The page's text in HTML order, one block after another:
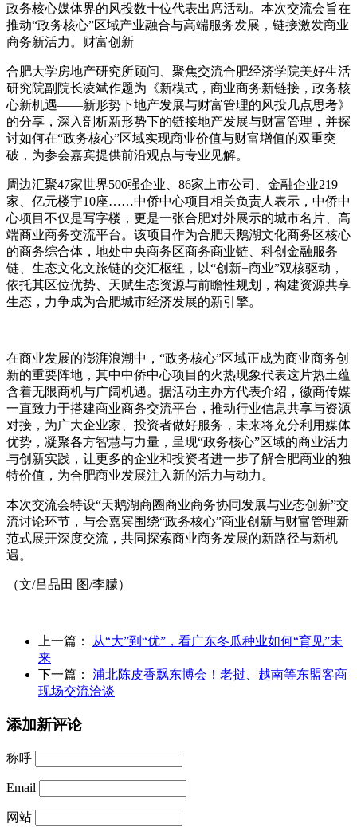
政务核心媒体界的风投数十位代表出席活动。本次交流会旨在
推动“政务核心”区域产业融合与高端服务发展，链接激发商业
商务新活力。财富创新
合肥大学房地产研究所顾问、聚焦交流合肥经济学院美好生活
研究院副院长凌斌作题为《新模式，商业商务新链接，政务核
心新机遇——新形势下地产发展与财富管理的风投几点思考》
的分享，深入剖析新形势下的链接地产发展与财富管理，并探
讨如何在“政务核心”区域实现商业价值与财富增值的双重突
破，为参会嘉宾提供前沿观点与专业见解。
周边汇聚47家世界500强企业、86家上市公司、金融企业219
家、亿元楼宇10座……中侨中心项目相关负责人表示，中侨中
心项目不仅是写字楼，更是一张合肥对外展示的城市名片、高
端商业商务交流平台。该项目作为合肥天鹅湖文化商务区核心
的商务综合体，地处中央商务区商务商业链、科创金融服务
链、生态文化文旅链的交汇枢纽，以“创新+商业”双核驱动，
依托其区位优势、天赋生态资源与前瞻性规划，构建资源共享
生态，力争成为合肥城市经济发展的新引擎。
在商业发展的澎湃浪潮中，“政务核心”区域正成为商业商务创
新的重要阵地，其中中侨中心项目的火热现象代表这片热土蕴
含着无限商机与广阔机遇。据活动主办方代表介绍，徽商传媒
一直致力于搭建商业商务交流平台，推动行业信息共享与资源
对接，为广大企业家、投资者做好服务，未来将充分利用媒体
优势，凝聚各方智慧与力量，呈现“政务核心”区域的商业活力
与创新实践，让更多的企业和投资者进一步了解合肥商业的独
特价值，为合肥商业发展注入新的活力与动力。
本次交流会特设“天鹅湖商圈商业商务协同发展与业态创新”交
流讨论环节，与会嘉宾围绕“政务核心”商业创新与财富管理新
范式展开深度交流，共同探索商业商务发展的新路径与新机
遇。
（文/吕品田 图/李朦）
上一篇：
从“大”到“优”，看广东冬瓜种业如何“育见”未
来
下一篇： 浦北陈皮香飘东博会！老挝、越南等东盟客商
现场交流洽谈
添加新评论
称呼
Email
网站